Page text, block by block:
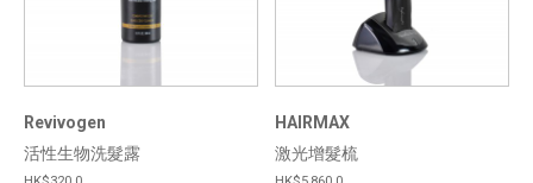
Revivogen
活性生物洗髮露
HAIRMAX
激光增髮梳